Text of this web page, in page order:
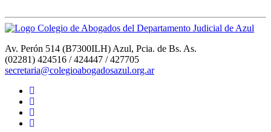
Av. Perón 514 (B7300ILH) Azul, Pcia. de Bs. As.
(02281) 424516 / 424447 / 427705
secretaria@colegioabogadosazul.org.ar